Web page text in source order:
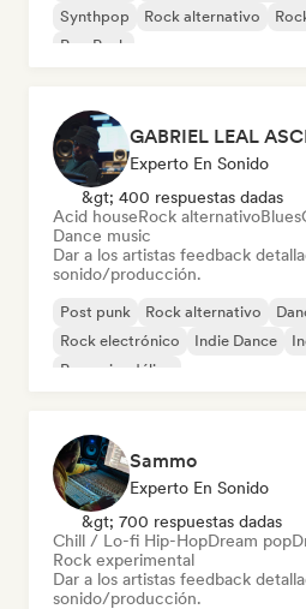
Synthpop
Rock alternativo
Pop Punk
GABRIEL LEAL
Experto En Sonido
&gt; 400 respuestas dadas
Acid houseRock alternativoBlues
Dance music
Dar a los artistas feedback
sonido/producción.
Post punk Rock alternativo
Rock electrónico
Indie Dance
Pop psicodélico
Sammo
Experto En Sonido
&gt; 700 respuestas dadas
Chill / Lo-fi Hip-HopDream pop
Rock experimental
Dar a los artistas feedback
sonido/producción.